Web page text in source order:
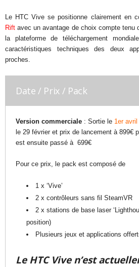
Le HTC Vive se positionne clairement en
Rift avec un avantage de choix compte tenu
la plateforme de téléchargement
caractéristiques techniques des deux
proches.
Date / Prix / Pack
Version commerciale : Sortie le 1er avril
le 29 février et prix de lancement à 899€
est ensuite passé à 699€
Pour ce prix, le pack est composé de
1 x ‘Vive’
2 x contrôleurs sans fil SteamVR
2 x stations de base laser
position)
Plusieurs jeux et applications
Le HTC Vive n’est